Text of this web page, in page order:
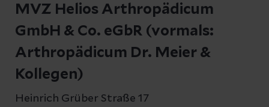
MVZ Helios Arthropädicum
GmbH & Co. eGbR (vormals:
Arthropädicum Dr. Meier &
Kollegen)
Heinrich Grüber Straße 17